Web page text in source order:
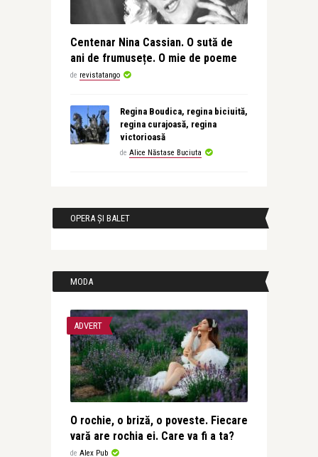
Centenar Nina Cassian. O sută de
ani de frumusețe. O mie de poeme
de revistatango
Regina Boudica, regina biciuită,
regina curajoasă, regina
victorioasă
de Alice Năstase Buciuta
OPERA ȘI BALET
MODA
ADVERT
O rochie, o briză, o poveste. Fiecare
vară are rochia ei. Care va fi a ta?
de Alex Pub